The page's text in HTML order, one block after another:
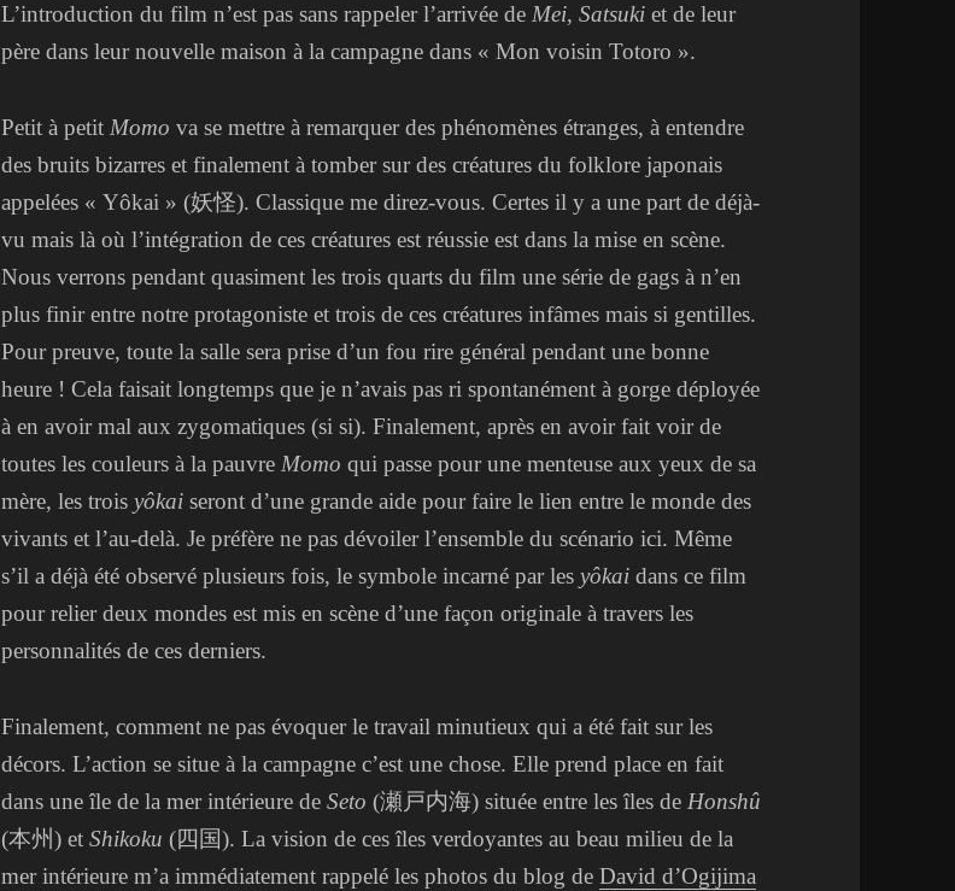
L’introduction du film n’est pas sans rappeler l’arrivée deMei,Satsuki et de leur
père dans leur nouvelle maison à la campagne dans « Mon voisin Totoro ».
Petit à petitMomo va se mettre à remarquer des phénomènes étranges, à entendre
des bruits bizarres et finalement à tomber sur des créatures du folklore japonais
appelées « Yôkai » (妖怪). Classique me direz-vous. Certes il y a une part de déjà-
vu mais là où l’intégration de ces créatures est réussie est dans la mise en scène.
Nous verrons pendant quasiment les trois quarts du film une série de gags à n’en
plus finir entre notre protagoniste et trois de ces créatures infâmes mais si gentilles.
Pour preuve, toute la salle sera prise d’un fou rire général pendant une bonne
heure ! Cela faisait longtemps que je n’avais pas ri spontanément à gorge déployée
à en avoir mal aux zygomatiques (si si). Finalement, après en avoir fait voir de
toutes les couleurs à la pauvreMomo qui passe pour une menteuse aux yeux de sa
mère, les troisyôkai seront d’une grande aide pour faire le lien entre le monde des
vivants et l’au-delà. Je préfère ne pas dévoiler l’ensemble du scénario ici. Même
s’il a déjà été observé plusieurs fois, le symbole incarné par lesyôkai dans ce film
pour relier deux mondes est mis en scène d’une façon originale à travers les
personnalités de ces derniers.
Finalement, comment ne pas évoquer le travail minutieux qui a été fait sur les
décors. L’action se situe à la campagne c’est une chose. Elle prend place en fait
dans une île de la mer intérieure deSeto (瀬戸内海) située entre les îles deHonshû
(本州) etShikoku (四国). La vision de ces îles verdoyantes au beau milieu de la
mer intérieure m’a immédiatement rappelé les photos du blog deDavid d’Ogijima